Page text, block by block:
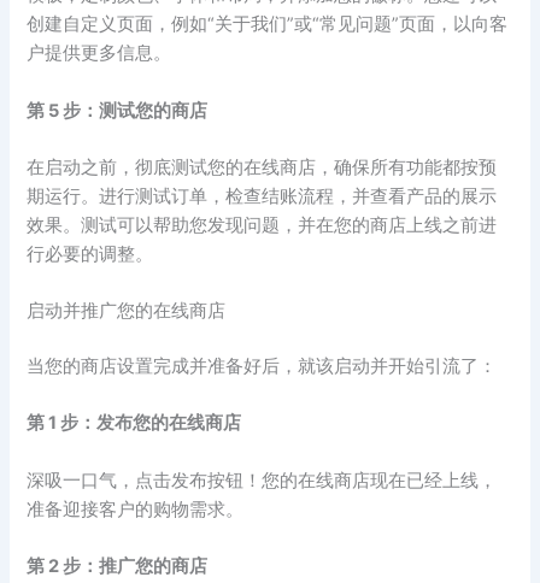
创建自定义页面，例如“关于我们”或“常见问题”页面，以向客
户提供更多信息。
第 5 步：测试您的商店
在启动之前，彻底测试您的在线商店，确保所有功能都按预
期运行。进行测试订单，检查结账流程，并查看产品的展示
效果。测试可以帮助您发现问题，并在您的商店上线之前进
行必要的调整。
启动并推广您的在线商店
当您的商店设置完成并准备好后，就该启动并开始引流了：
第 1 步：发布您的在线商店
深吸一口气，点击发布按钮！您的在线商店现在已经上线，
准备迎接客户的购物需求。
第 2 步：推广您的商店